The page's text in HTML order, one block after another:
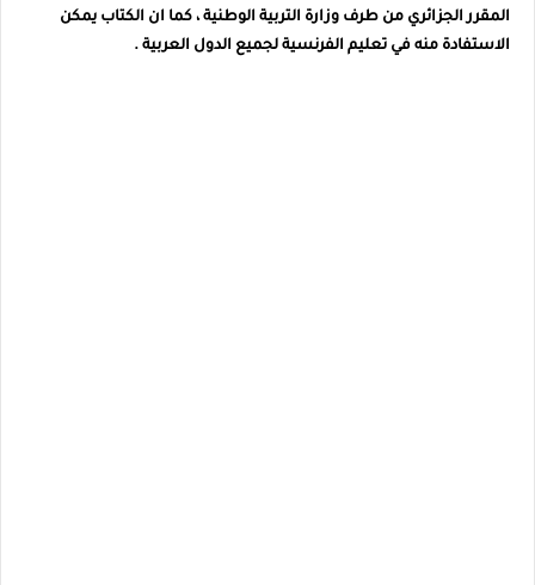
المقرر الجزائري من طرف وزارة التربية الوطنية ، كما ان الكتاب يمكن
الاستفادة منه في تعليم الفرنسية لجميع الدول العربية .